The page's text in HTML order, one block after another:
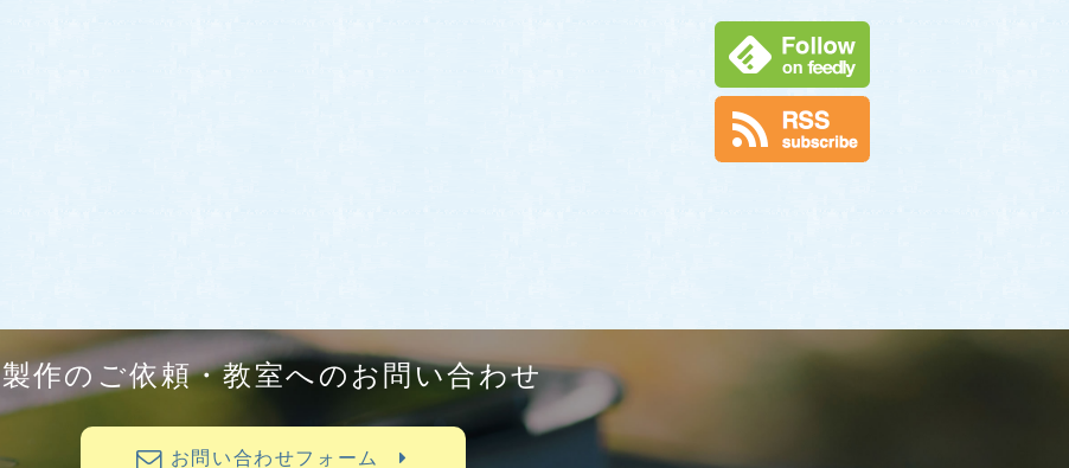
製作のご依頼・教室へのお問い合わせ
お問い合わせフォーム